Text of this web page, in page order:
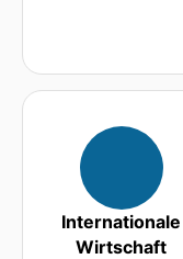
Internationale
Wirtschaft